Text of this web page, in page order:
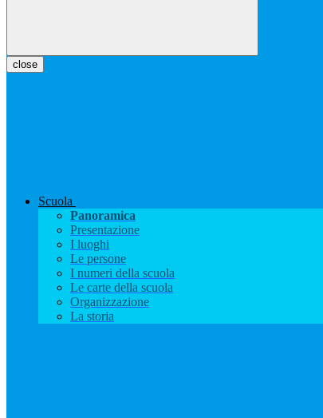
close
Scuola
Panoramica
Presentazione
I luoghi
Le persone
I numeri della scuola
Le carte della scuola
Organizzazione
La storia